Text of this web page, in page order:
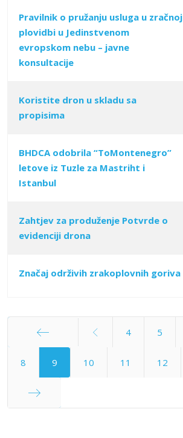
Pravilnik o pružanju usluga u zračnoj
plovidbi u Jedinstvenom
evropskom nebu – javne
konsultacije
Koristite dron u skladu sa
propisima
BHDCA odobrila “ToMontenegro”
letove iz Tuzle za Mastriht i
Istanbul
Zahtjev za produženje Potvrde o
evidenciji drona
Značaj održivih zrakoplovnih goriva
Početak
4 5
8 9 10 11 12